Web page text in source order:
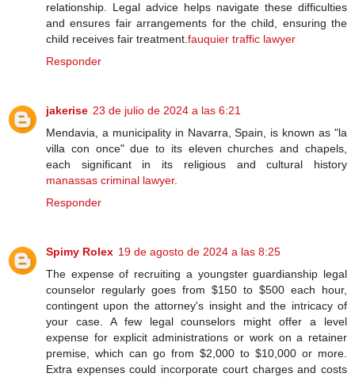
relationship. Legal advice helps navigate these difficulties
and ensures fair arrangements for the child, ensuring the
child receives fair treatment.fauquier traffic lawyer
Responder
jakerise 23 de julio de 2024 a las 6:21
Mendavia, a municipality in Navarra, Spain, is known as "la
villa con once" due to its eleven churches and chapels,
each significant in its religious and cultural history
manassas criminal lawyer.
Responder
Spimy Rolex 19 de agosto de 2024 a las 8:25
The expense of recruiting a youngster guardianship legal
counselor regularly goes from $150 to $500 each hour,
contingent upon the attorney's insight and the intricacy of
your case. A few legal counselors might offer a level
expense for explicit administrations or work on a retainer
premise, which can go from $2,000 to $10,000 or more.
Extra expenses could incorporate court charges and costs